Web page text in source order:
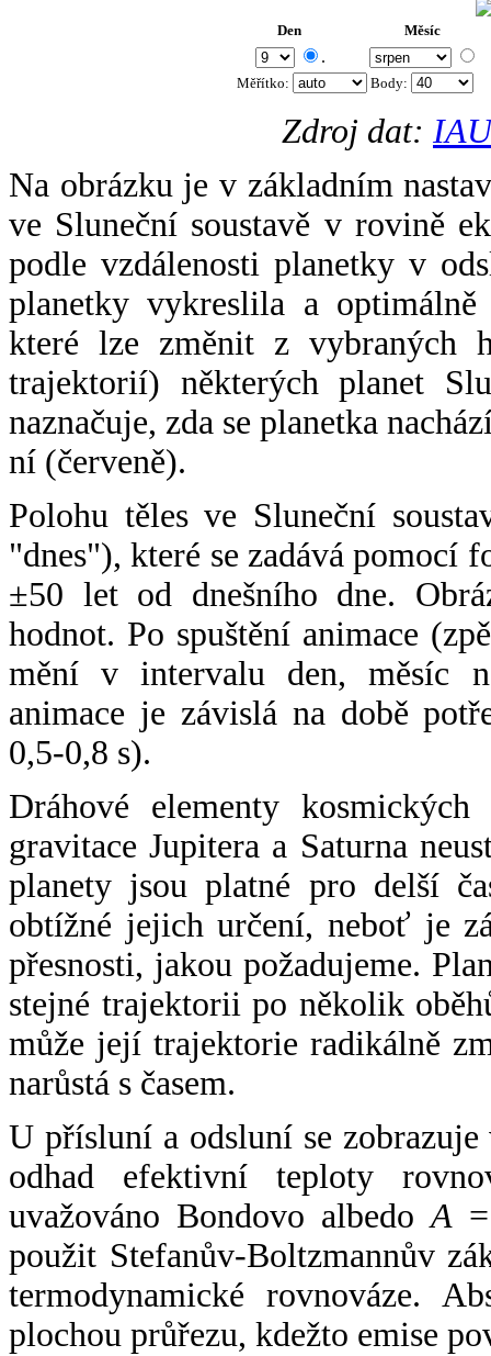
Den Měsíc
.
Měřítko: Body:
Zdroj dat:
Na obrázku je v základním
ve Sluneční soustavě v rovině
podle vzdálenosti planetky v
planetky vykreslila a
které lze změnit z vybraných
trajektorií) některých planet
naznačuje, zda se planetka
ní (červeně).
Polohu těles ve Sluneční
"dnes"), které se zadává pomocí
±50 let od dnešního dne.
hodnot. Po spuštění animace
mění v intervalu den, měsíc
animace je závislá na době
0,5-0,8 s).
Dráhové elementy
gravitace Jupitera a Saturna
planety jsou platné pro delší
obtížné jejich určení, neboť je
přesnosti, jakou požadujeme.
stejné trajektorii po několik
může její trajektorie radikálně
narůstá s časem.
U přísluní a odsluní se
odhad efektivní teploty
uvažováno Bondovo albedoA
použit Stefanův-Boltzmannův
termodynamické rovnováze.
plochou průřezu, kdežto emise